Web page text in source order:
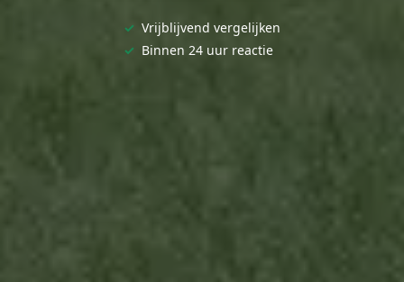
✓ Vrijblijvend vergelijken
✓ Binnen 24 uur reactie